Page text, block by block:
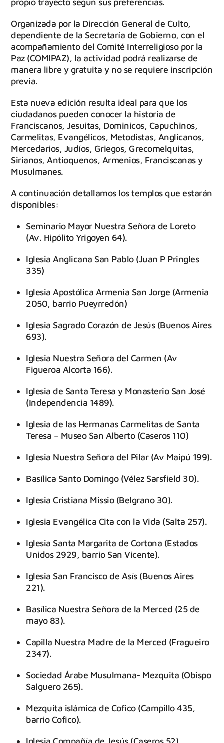
Organizada por la Dirección General de Culto,
dependiente de la Secretaría de Gobierno, con el
acompañamiento del Comité Interreligioso por la
Paz (COMIPAZ), la actividad podrá realizarse de
manera libre y gratuita y no se requiere inscripción
previa.
Esta nueva edición resulta ideal para que los
ciudadanos pueden conocer la historia de
Franciscanos, Jesuitas, Dominicos, Capuchinos,
Carmelitas, Evangélicos, Metodistas, Anglicanos,
Mercedarios, Judíos, Griegos, Grecomelquitas,
Sirianos, Antioquenos, Armenios, Franciscanas y
Musulmanes.
A continuación detallamos los templos que estarán
disponibles:
Seminario Mayor Nuestra Señora de Loreto
(Av. Hipólito Yrigoyen 64).
Iglesia Anglicana San Pablo (Juan P Pringles
335)
Iglesia Apostólica Armenia San Jorge (Armenia
2050, barrio Pueyrredón)
Iglesia Sagrado Corazón de Jesús (Buenos Aires
693).
Iglesia Nuestra Señora del Carmen (Av
Figueroa Alcorta 166).
Iglesia de Santa Teresa y Monasterio San José
(Independencia 1489).
Iglesia de las Hermanas Carmelitas de Santa
Teresa – Museo San Alberto (Caseros 110)
Iglesia Nuestra Señora del Pilar (Av Maipú 199).
Basílica Santo Domingo (Vélez Sarsfield 30).
Iglesia Cristiana Missio (Belgrano 30).
Iglesia Evangélica Cita con la Vida (Salta 257).
Iglesia Santa Margarita de Cortona (Estados
Unidos 2929, barrio San Vicente).
Iglesia San Francisco de Asís (Buenos Aires
221).
Basílica Nuestra Señora de la Merced (25 de
mayo 83).
Capilla Nuestra Madre de la Merced (Fragueiro
2347).
Sociedad Árabe Musulmana- Mezquita (Obispo
Salguero 265).
Mezquita islámica de Cofico (Campillo 435,
barrio Cofico).
Iglesia Compañía de Jesús (Caseros 52).